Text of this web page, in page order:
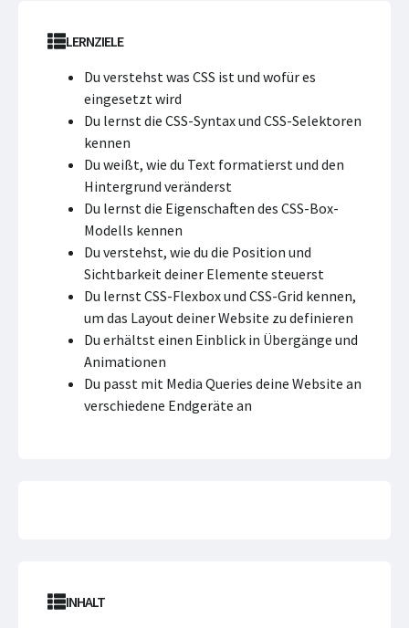
LERNZIELE
Du verstehst was CSS ist und wofür es
eingesetzt wird
Du lernst die CSS-Syntax und CSS-Selektoren
kennen
Du weißt, wie du Text formatierst und den
Hintergrund veränderst
Du lernst die Eigenschaften des CSS-Box-
Modells kennen
Du verstehst, wie du die Position und
Sichtbarkeit deiner Elemente steuerst
Du lernst CSS-Flexbox und CSS-Grid kennen,
um das Layout deiner Website zu definieren
Du erhältst einen Einblick in Übergänge und
Animationen
Du passt mit Media Queries deine Website an
verschiedene Endgeräte an
INHALT